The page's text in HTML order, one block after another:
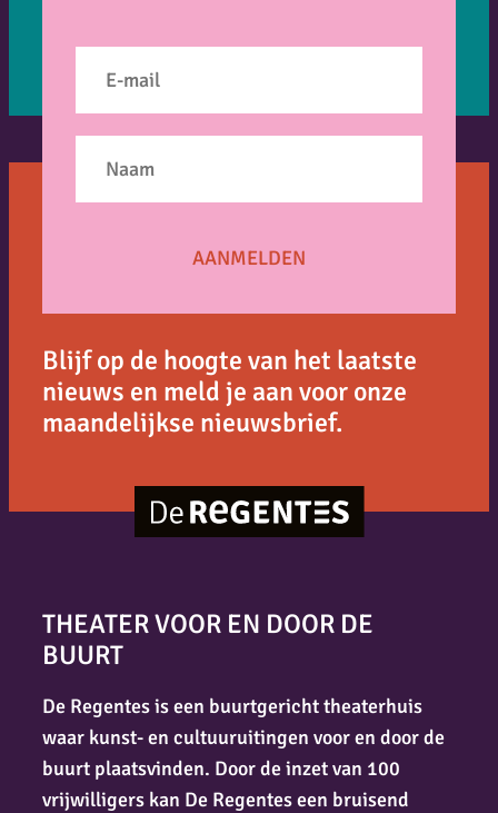
Blijf op de hoogte van het laatste
nieuws en meld je aan voor onze
maandelijkse nieuwsbrief.
THEATER VOOR EN DOOR DE
BUURT
De Regentes is een buurtgericht theaterhuis
waar kunst- en cultuuruitingen voor en door de
buurt plaatsvinden. Door de inzet van 100
vrijwilligers kan De Regentes een bruisend